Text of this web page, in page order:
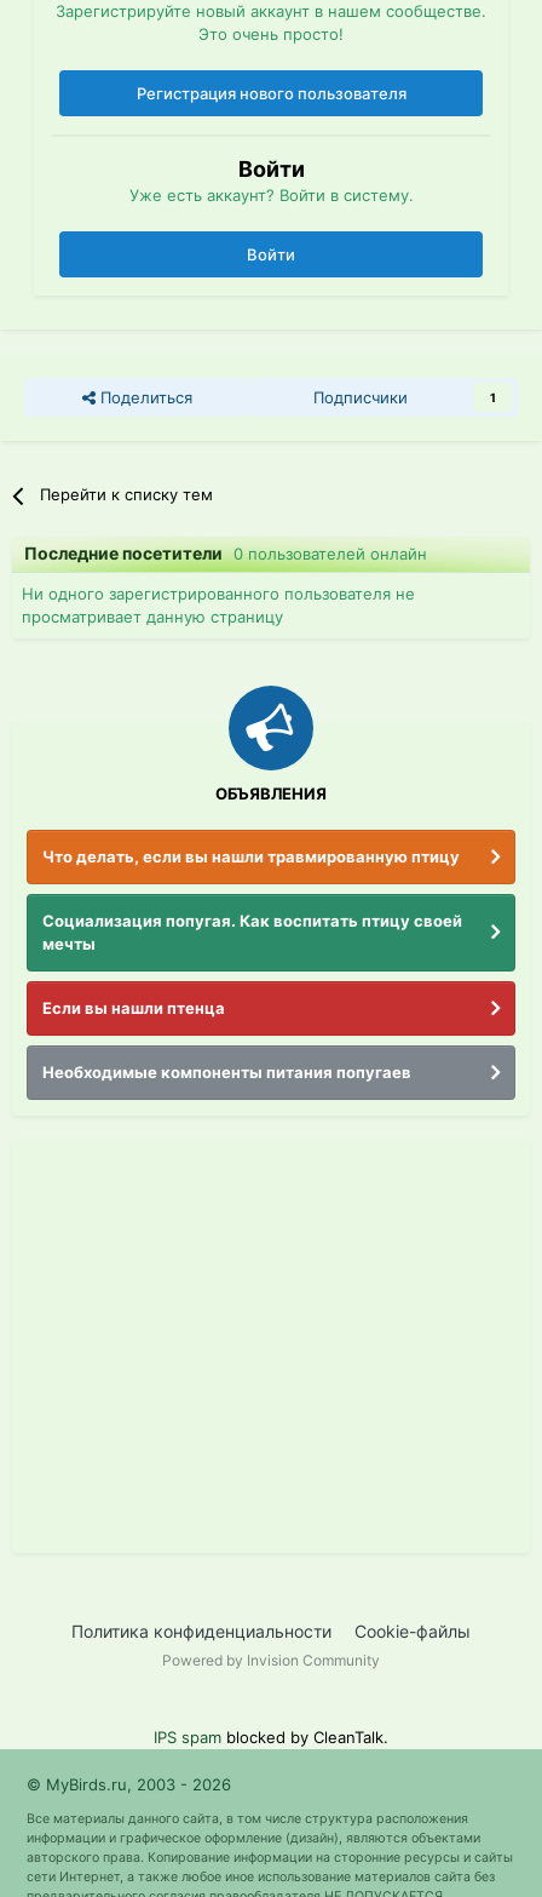
Зарегистрируйте новый аккаунт в нашем сообществе.
Это очень просто!
Регистрация нового пользователя
Войти
Уже есть аккаунт? Войти в систему.
Войти
Поделиться Подписчики 1
Перейти к списку тем
Последние посетители0 пользователей онлайн
Ни одного зарегистрированного пользователя не
просматривает данную страницу
ОБЪЯВЛЕНИЯ
Что делать, если вы нашли травмированную птицу
Социализация попугая. Как воспитать птицу своей
мечты
Если вы нашли птенца
Необходимые компоненты питания попугаев
Политика конфиденциальности Cookie-файлы
Powered by Invision Community
IPS spam blocked by CleanTalk.
© MyBirds.ru, 2003 - 2026
Все материалы данного сайта, в том числе структура расположения
информации и графическое оформление (дизайн), являются объектами
авторского права. Копирование информации на сторонние ресурсы и сайты
сети Интернет, а также любое иное использование материалов сайта без